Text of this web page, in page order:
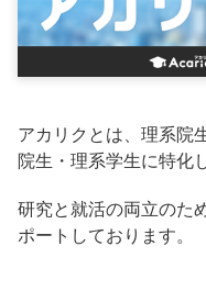
アカリクとは、理系院
院生・理系学生に特化
研究と就活の両立のた
ポートしております。